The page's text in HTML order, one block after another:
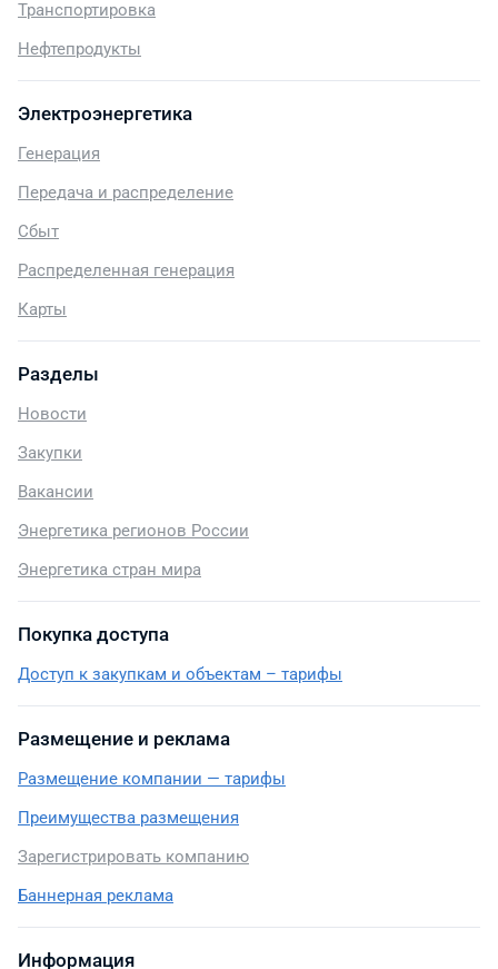
Транспортировка
Нефтепродукты
Электроэнергетика
Генерация
Передача и распределение
Сбыт
Распределенная генерация
Карты
Разделы
Новости
Закупки
Вакансии
Энергетика регионов России
Энергетика стран мира
Покупка доступа
Доступ к закупкам и объектам – тарифы
Размещение и реклама
Размещение компании — тарифы
Преимущества размещения
Зарегистрировать компанию
Баннерная реклама
Информация